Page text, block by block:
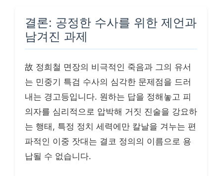
결론: 공정한 수사를 위한 제언과
남겨진 과제
故 정희철 면장의 비극적인 죽음과 그의 유서
는 민중기 특검 수사의 심각한 문제점을 드러
내는 경고등입니다. 원하는 답을 정해놓고 피
의자를 심리적으로 압박해 거짓 진술을 강요하
는 행태, 특정 정치 세력에만 칼날을 겨누는 편
파적인 이중 잣대는 결코 정의의 이름으로 용
납될 수 없습니다.